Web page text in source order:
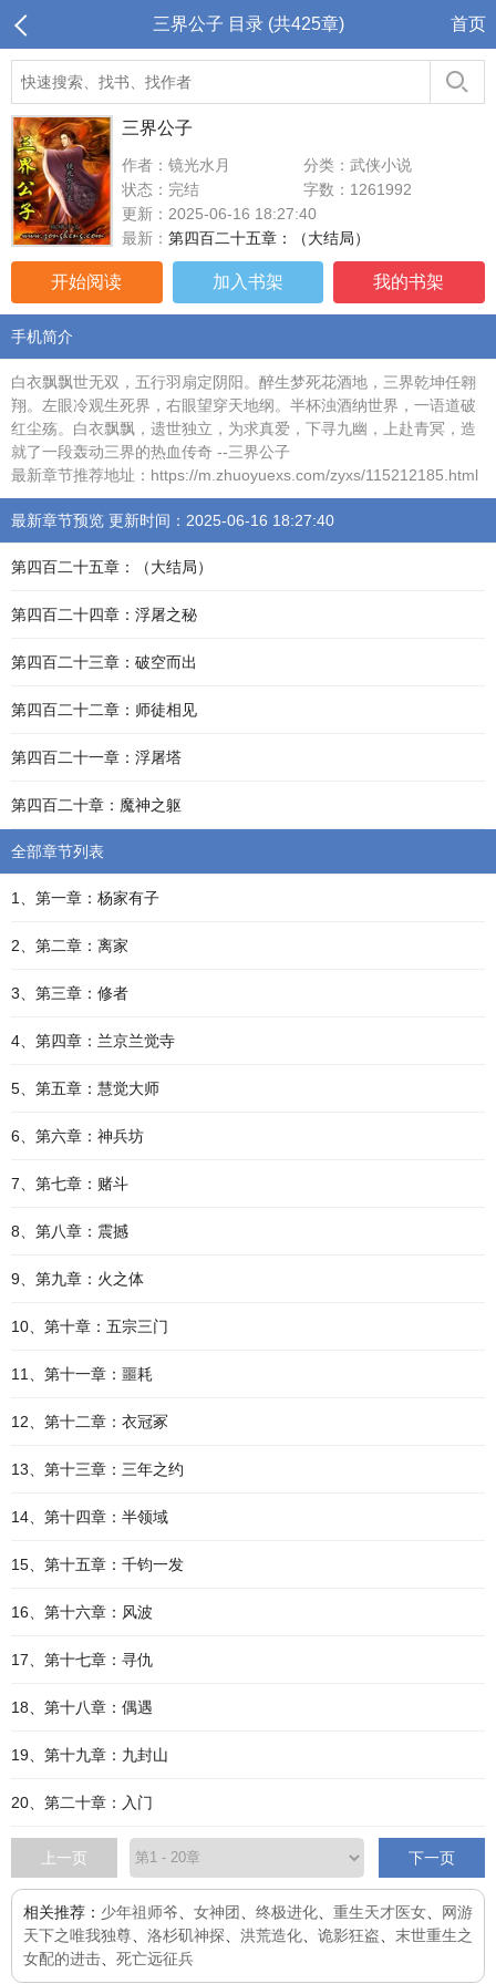
三界公子 目录 (共425章) 首页
三界公子
作者：镜光水月
分类：武侠小说
状态：完结
字数：1261992
更新：2025-06-16 18:27:40
最新： 第四百二十五章：（大结局）
开始阅读 加入书架 我的书架
手机简介
白衣飘飘世无双，五行羽扇定阴阳。醉生梦死花酒地，三界乾坤任翱
翔。左眼冷观生死界，右眼望穿天地纲。半杯浊酒纳世界，一语道破
红尘殇。白衣飘飘，遗世独立，为求真爱，下寻九幽，上赴青冥，造
就了一段轰动三界的热血传奇 --三界公子
最新章节推荐地址：https://m.zhuoyuexs.com/zyxs/115212185.html
最新章节预览 更新时间：2025-06-16 18:27:40
第四百二十五章：（大结局）
第四百二十四章：浮屠之秘
第四百二十三章：破空而出
第四百二十二章：师徒相见
第四百二十一章：浮屠塔
第四百二十章：魔神之躯
全部章节列表
1、第一章：杨家有子
2、第二章：离家
3、第三章：修者
4、第四章：兰京兰觉寺
5、第五章：慧觉大师
6、第六章：神兵坊
7、第七章：赌斗
8、第八章：震撼
9、第九章：火之体
10、第十章：五宗三门
11、第十一章：噩耗
12、第十二章：衣冠冢
13、第十三章：三年之约
14、第十四章：半领域
15、第十五章：千钧一发
16、第十六章：风波
17、第十七章：寻仇
18、第十八章：偶遇
19、第十九章：九封山
20、第二十章：入门
上一页 下一页
相关推荐： 少年祖师爷 女神团 终极进化 重生天才医女
网游
天下之唯我独尊
洛杉矶神探 洪荒造化 诡影狂盗
末世重生之
女配的进击
死亡远征兵